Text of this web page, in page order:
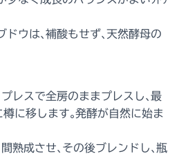
ドウは､補酸もせず､天然酵母の
レスで全房のままプレスし､最
に移します｡発酵が自然に始ま
熟成させ､その後ブレンドし､瓶